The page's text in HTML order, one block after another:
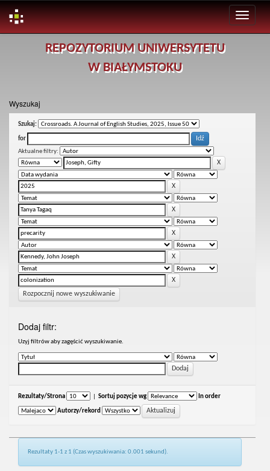
REPOZYTORIUM UNIWERSYTETU
W BIAŁYMSTOKU
Wyszukaj
Szukaj:
for
Aktualne filtry:
Rozpocznij nowe wyszukiwanie
Dodaj filtr:
Uzyj filtrów aby zagęścić wyszukiwanie.
Rezultaty/Strona Sortuj pozycje wg In order
Autorzy/rekord
Rezultaty 1-1 z 1 (Czas wyszukiwania: 0.001 sekund).